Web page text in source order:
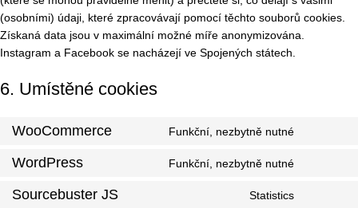
(osobními) údaji, které zpracovávají pomocí těchto souborů cookies.
Získaná data jsou v maximální možné míře anonymizována.
Instagram a Facebook se nacházejí ve Spojených státech.
6. Umístěné cookies
WooCommerce Funkční, nezbytně nutné
WordPress Funkční, nezbytně nutné
Sourcebuster JS Statistics